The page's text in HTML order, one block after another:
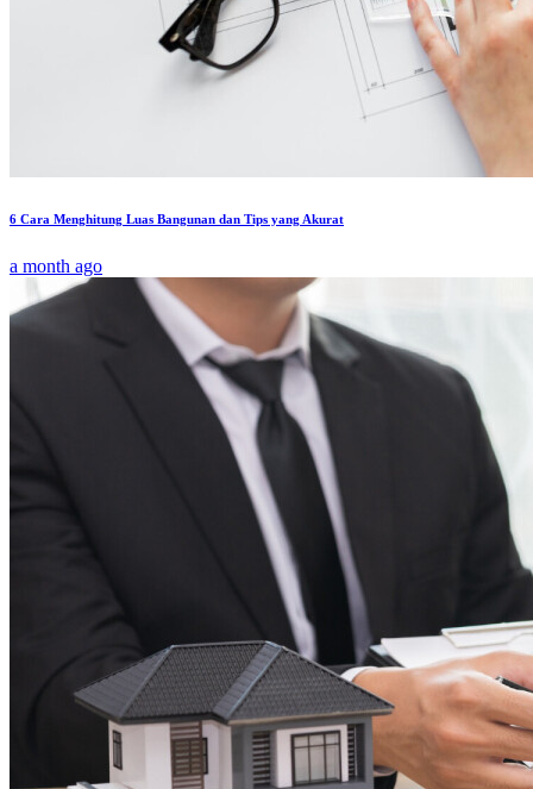
6 Cara Menghitung Luas Bangunan dan Tips yang Akurat
a month ago